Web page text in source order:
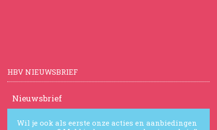
HBV NIEUWSBRIEF
Nieuwsbrief
Wil je ook als eerste onze acties en aanbiedingen